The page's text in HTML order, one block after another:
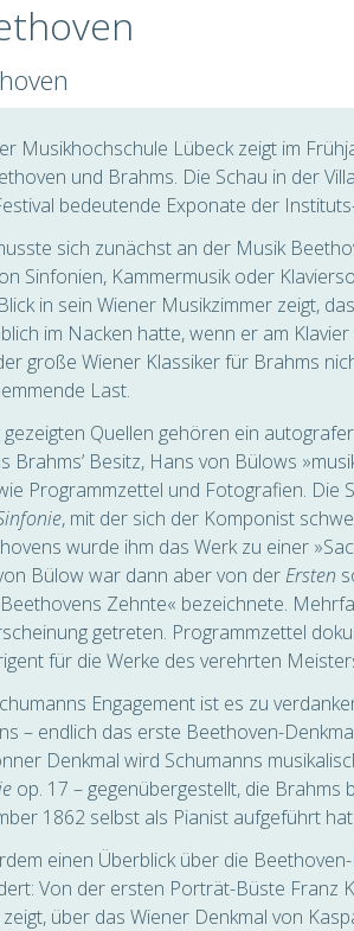
Musikhochschule Lübeck zeigt im
und Brahms. Die Schau in der
bedeutende Exponate der
sich zunächst an der Musik
Sinfonien, Kammermusik oder
in sein Wiener Musikzimmer zeigt,
im Nacken hatte, wenn er am
große Wiener Klassiker für Brahms
Last.
Quellen gehören ein
Brahms’ Besitz, Hans von Bülows
Programmzettel und Fotografien. Die
, mit der sich der Komponist
wurde ihm das Werk zu einer
Bülow war dann aber von derErsten
Zehnte« bezeichnete.
getreten. Programmzettel
für die Werke des verehrten
Engagement ist es zu
– endlich das erste Beethoven-
Denkmal wird Schumanns
op. 17 – gegenübergestellt, die Brahms
1862 selbst als Pianist aufgeführt hat.
einen Überblick über die
Von der ersten Porträt-Büste Franz
über das Wiener Denkmal von